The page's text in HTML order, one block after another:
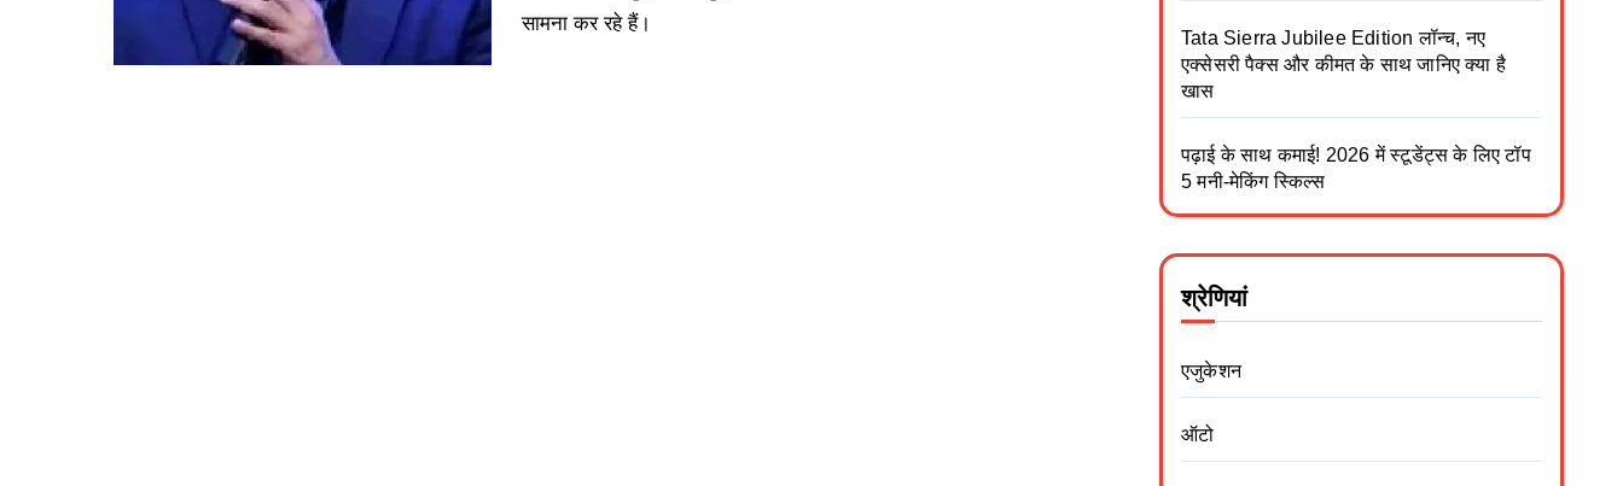
सामना कर रहे हैं।
Tata Sierra Jubilee Edition लॉन्च, नए
एक्सेसरी पैक्स और कीमत के साथ जानिए क्या है
खास
पढ़ाई के साथ कमाई! 2026 में स्टूडेंट्स के लिए टॉप
5 मनी-मेकिंग स्किल्स
श्रेणियां
एजुकेशन
ऑटो